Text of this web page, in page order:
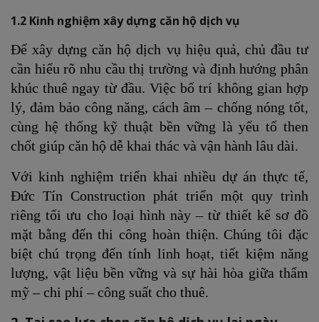
1.2 Kinh nghiệm xây dựng căn hộ dịch vụ
Để xây dựng căn hộ dịch vụ hiệu quả, chủ đầu tư
cần hiểu rõ nhu cầu thị trường và định hướng phân
khúc thuê ngay từ đầu. Việc bố trí không gian hợp
lý, đảm bảo công năng, cách âm – chống nóng tốt,
cùng hệ thống kỹ thuật bền vững là yếu tố then
chốt giúp căn hộ dễ khai thác và vận hành lâu dài.
Với kinh nghiệm triển khai nhiều dự án thực tế,
Đức Tín Construction phát triển một quy trình
riêng tối ưu cho loại hình này – từ thiết kế sơ đồ
mặt bằng đến thi công hoàn thiện. Chúng tôi đặc
biệt chú trọng đến tính linh hoạt, tiết kiệm năng
lượng, vật liệu bền vững và sự hài hòa giữa thẩm
mỹ – chi phí – công suất cho thuê.